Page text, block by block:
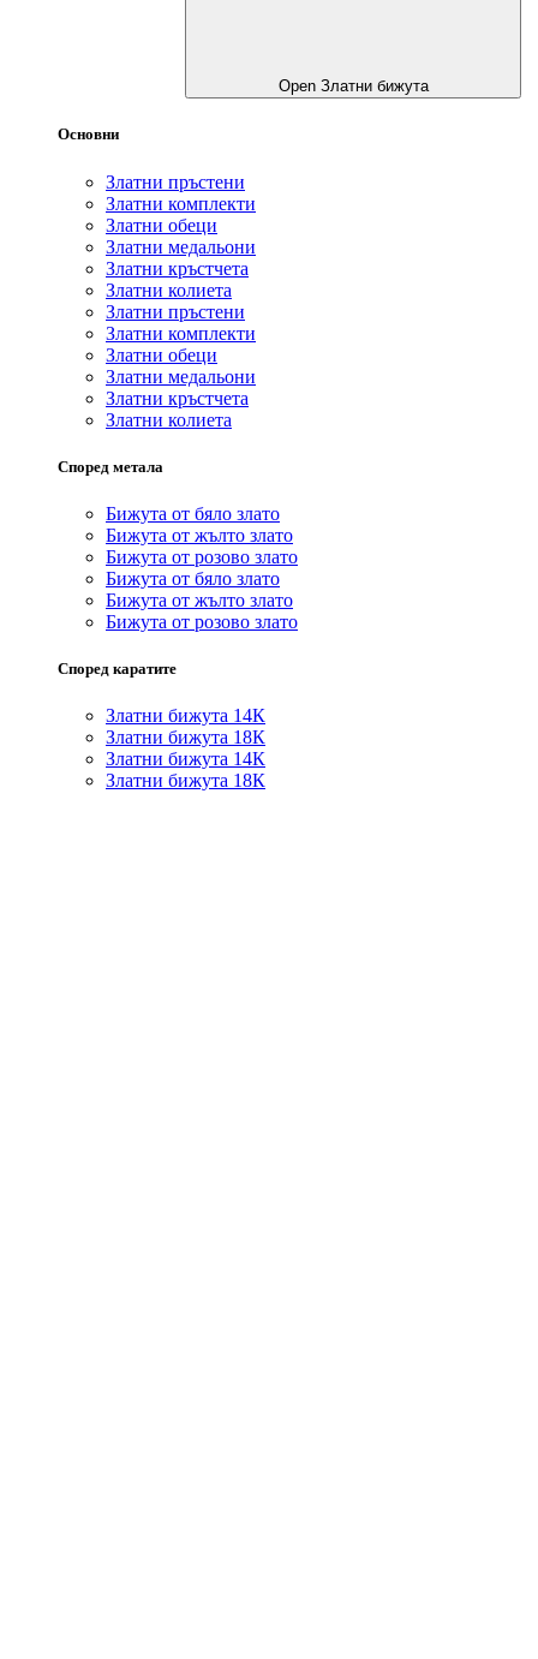
Open Златни бижута
Основни
Златни пръстени
Златни комплекти
Златни обеци
Златни медальони
Златни кръстчета
Златни колиета
Златни пръстени
Златни комплекти
Златни обеци
Златни медальони
Златни кръстчета
Златни колиета
Според метала
Бижута от бяло злато
Бижута от жълто злато
Бижута от розово злато
Бижута от бяло злато
Бижута от жълто злато
Бижута от розово злато
Според каратите
Златни бижута 14К
Златни бижута 18К
Златни бижута 14К
Златни бижута 18К